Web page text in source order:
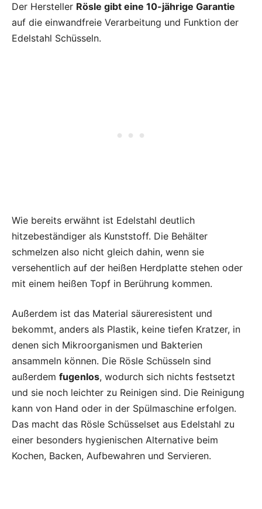
Der Hersteller Rösle gibt eine 10-jährige Garantie
auf die einwandfreie Verarbeitung und Funktion der
Edelstahl Schüsseln.
Wie bereits erwähnt ist Edelstahl deutlich
hitzebeständiger als Kunststoff. Die Behälter
schmelzen also nicht gleich dahin, wenn sie
versehentlich auf der heißen Herdplatte stehen oder
mit einem heißen Topf in Berührung kommen.
Außerdem ist das Material säureresistent und
bekommt, anders als Plastik, keine tiefen Kratzer, in
denen sich Mikroorganismen und Bakterien
ansammeln können. Die Rösle Schüsseln sind
außerdem fugenlos, wodurch sich nichts festsetzt
und sie noch leichter zu Reinigen sind. Die Reinigung
kann von Hand oder in der Spülmaschine erfolgen.
Das macht das Rösle Schüsselset aus Edelstahl zu
einer besonders hygienischen Alternative beim
Kochen, Backen, Aufbewahren und Servieren.